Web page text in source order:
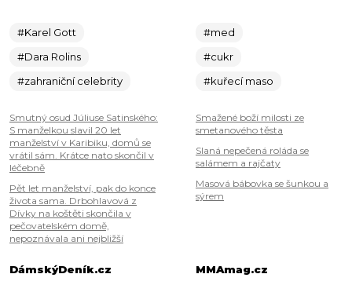
#Karel Gott
#Dara Rolins
#zahraniční celebrity
Smutný osud Júliuse Satinského:
S manželkou slavil 20 let
manželství v Karibiku, domů se
vrátil sám. Krátce nato skončil v
léčebně
Pět let manželství, pak do konce
života sama. Drbohlavová z
Dívky na koštěti skončila v
pečovatelském domě,
nepoznávala ani nejbližší
#med
#cukr
#kuřecí maso
Smažené boží milosti ze
smetanového těsta
Slaná nepečená roláda se
salámem a rajčaty
Masová bábovka se šunkou a
sýrem
DámskýDeník.cz
MMAmag.cz